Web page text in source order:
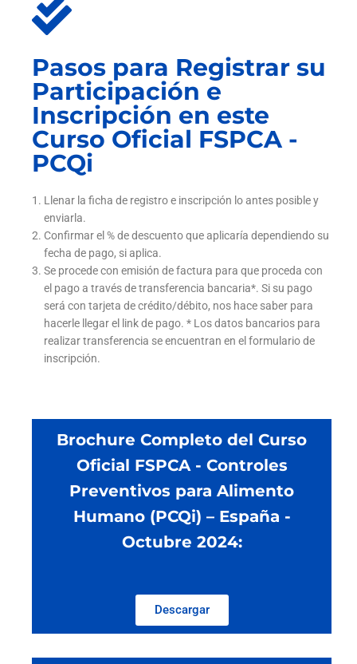
Pasos para Registrar su
Participación e
Inscripción en este
Curso Oficial FSPCA -
PCQi
Llenar la ficha de registro e inscripción lo antes posible y
enviarla.
Confirmar el % de descuento que aplicaría dependiendo su
fecha de pago, si aplica.
Se procede con emisión de factura para que proceda con
el pago a través de transferencia bancaria*. Si su pago
será con tarjeta de crédito/débito, nos hace saber para
hacerle llegar el link de pago. * Los datos bancarios para
realizar transferencia se encuentran en el formulario de
inscripción.
Brochure Completo del Curso
Oficial FSPCA - Controles
Preventivos para Alimento
Humano (PCQi) – España -
Octubre 2024:
Descargar